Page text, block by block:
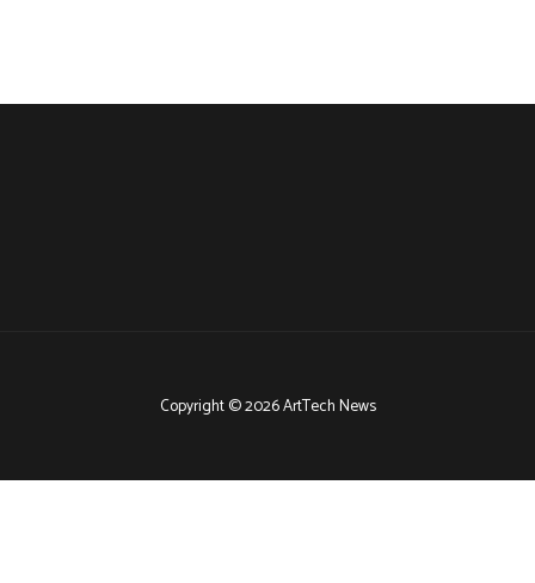
Copyright © 2026 ArtTech News